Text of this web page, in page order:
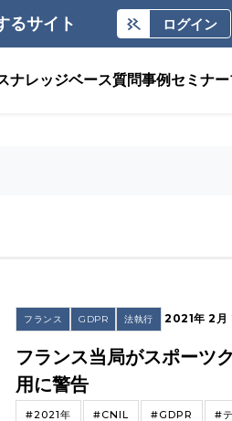
るサイト ログイン
ナレッジベース質問事例 セミナー
フランス GDPR 法執行 2021年 2月
フランス当局がスポーツ
用に警告
#2021年 #CNIL #GDPR #